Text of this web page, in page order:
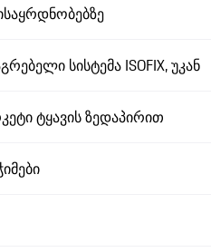
სისტემა ISOFIX, უკან
ტყავის ზედაპირით